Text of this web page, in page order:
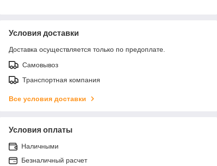
Условия доставки
Доставка осуществляется только по предоплате.
Самовывоз
Транспортная компания
Все условия доставки
Условия оплаты
Наличными
Безналичный расчет